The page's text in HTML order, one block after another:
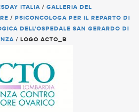
ITALIA / GALLERIA DEL
/ PSICONCOLOGA PER IL REPARTO DI
DELL’OSPEDALE SAN GERARDO DI
/ LOGO ACTO_B